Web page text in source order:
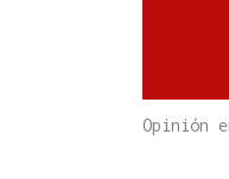
Opinión